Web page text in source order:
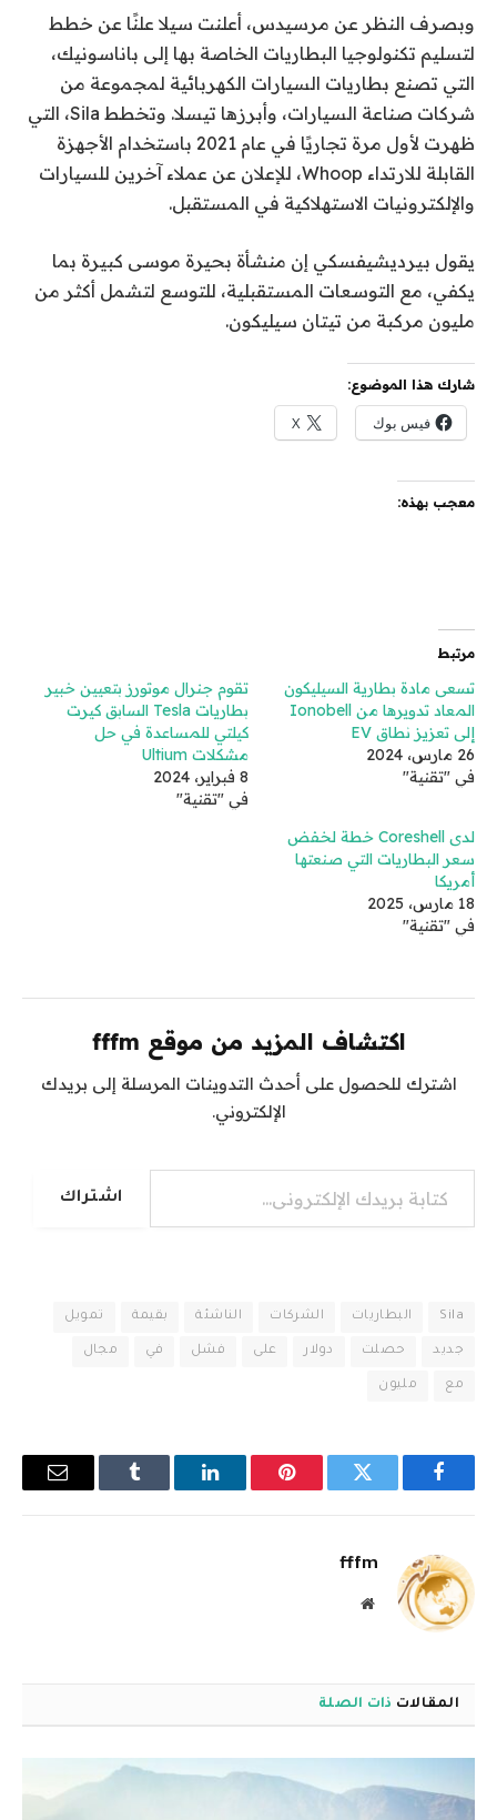
وبصرف النظر عن مرسيدس، أعلنت سيلا علنًا عن خطط
لتسليم تكنولوجيا البطاريات الخاصة بها إلى باناسونيك،
التي تصنع بطاريات السيارات الكهربائية لمجموعة من
شركات صناعة السيارات، وأبرزها تيسلا. وتخطط Sila، التي
ظهرت لأول مرة تجاريًا في عام 2021 باستخدام الأجهزة
القابلة للارتداء Whoop، للإعلان عن عملاء آخرين للسيارات
والإلكترونيات الاستهلاكية في المستقبل.
يقول بيرديشيفسكي إن منشأة بحيرة موسى كبيرة بما
يكفي، مع التوسعات المستقبلية، للتوسع لتشمل أكثر من
مليون مركبة من تيتان سيليكون.
شارك هذا الموضوع:
فيس بوك X
معجب بهذه:
مرتبط
تسعى مادة بطارية السيليكون
المعاد تدويرها من Ionobell
إلى تعزيز نطاق EV
26 مارس، 2024
في "تقنية"
تقوم جنرال موتورز بتعيين خبير
بطاريات Tesla السابق كيرت
كيلتي للمساعدة في حل
مشكلات Ultium
8 فبراير، 2024
في "تقنية"
لدى Coreshell خطة لخفض
سعر البطاريات التي صنعتها
أمريكا
18 مارس، 2025
في "تقنية"
اكتشاف المزيد من موقع fffm
اشترك للحصول على أحدث التدوينات المرسلة إلى بريدك
الإلكتروني.
كتابة بريدك الإلكتروني...
اشتراك
Sila البطاريات الشركات الناشئة بقيمة تمويل
جديد حصلت دولار على فشل في مجال
مع مليون
فيسبوك تويتر بينتيريستلينكدإن Tumblr
البريد
fffm
موقع
المقالات ذات الصلة